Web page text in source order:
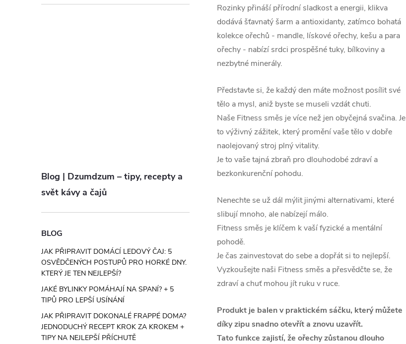
Blog | Dzumdzum – tipy, recepty a
svět kávy a čajů
BLOG
JAK PŘIPRAVIT DOMÁCÍ LEDOVÝ ČAJ: 5
OSVĚDČENÝCH POSTUPŮ PRO HORKÉ DNY.
KTERÝ JE TEN NEJLEPŠÍ?
JAKÉ BYLINKY POMÁHAJÍ NA SPANÍ? + 5
TIPŮ PRO LEPŠÍ USÍNÁNÍ
JAK PŘIPRAVIT DOKONALÉ FRAPPÉ DOMA?
JEDNODUCHÝ RECEPT KROK ZA KROKEM +
TIPY NA NEJLEPŠÍ PŘÍCHUTĚ
Rozinky přináší přírodní sladkost a energii, klikva
dodává šťavnatý šarm a antioxidanty, zatímco bohatá
kolekce ořechů - mandle, lískové ořechy, kešu a para
ořechy - nabízí srdci prospěšné tuky, bílkoviny a
nezbytné minerály.
Představte si, že každý den máte možnost posílit své
tělo a mysl, aniž byste se museli vzdát chuti.
Naše Fitness směs je více než jen obyčejná svačina. Je
to výživný zážitek, který promění vaše tělo v dobře
naolejovaný stroj plný vitality.
Je to vaše tajná zbraň pro dlouhodobé zdraví a
bezkonkurenční pohodu.
Nenechte se už dál mýlit jinými alternativami, které
slibují mnoho, ale nabízejí málo.
Fitness směs je klíčem k vaší fyzické a mentální
pohodě.
Je čas zainvestovat do sebe a dopřát si to nejlepší.
Vyzkoušejte naši Fitness směs a přesvědčte se, že
zdraví a chuť mohou jít ruku v ruce.
Produkt je balen v praktickém sáčku, který můžete
díky zipu snadno otevřít a znovu uzavřít.
Tato funkce zajistí, že ořechy zůstanou dlouho